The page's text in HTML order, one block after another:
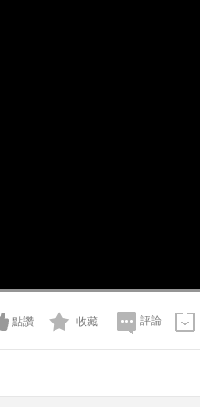
點讚 收藏 評論